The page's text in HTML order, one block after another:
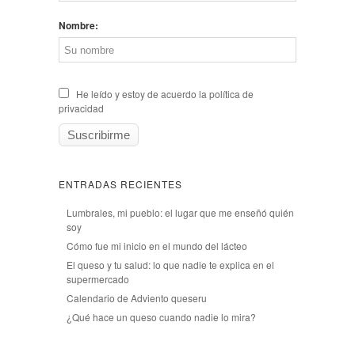
Nombre:
He leído y estoy de acuerdo la política de
privacidad
ENTRADAS RECIENTES
Lumbrales, mi pueblo: el lugar que me enseñó quién
soy
Cómo fue mi inicio en el mundo del lácteo
El queso y tu salud: lo que nadie te explica en el
supermercado
Calendario de Adviento queseru
¿Qué hace un queso cuando nadie lo mira?